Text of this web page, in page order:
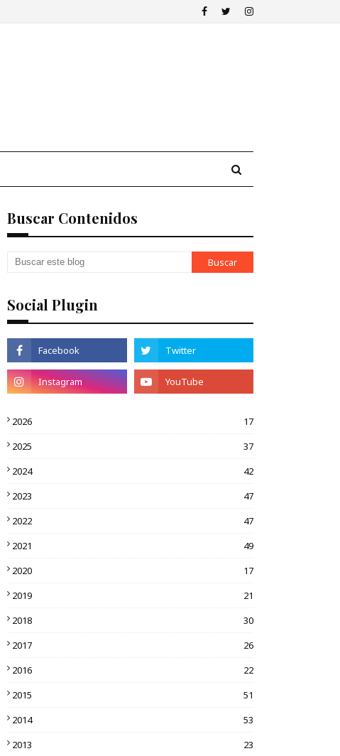
Buscar Contenidos
Social Plugin
2026
17
2025
37
2024
42
2023
47
2022
47
2021
49
2020
17
2019
21
2018
30
2017
26
2016
22
2015
51
2014
53
2013
23